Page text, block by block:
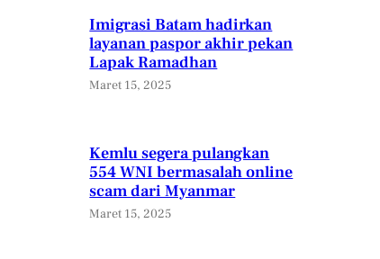
Imigrasi Batam hadirkan
layanan paspor akhir pekan
Lapak Ramadhan
Maret 15, 2025
Kemlu segera pulangkan
554 WNI bermasalah online
scam dari Myanmar
Maret 15, 2025